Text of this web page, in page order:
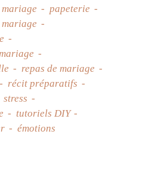
papeterie
repas de mariage
récit préparatifs
stress
tutoriels DIY
émotions